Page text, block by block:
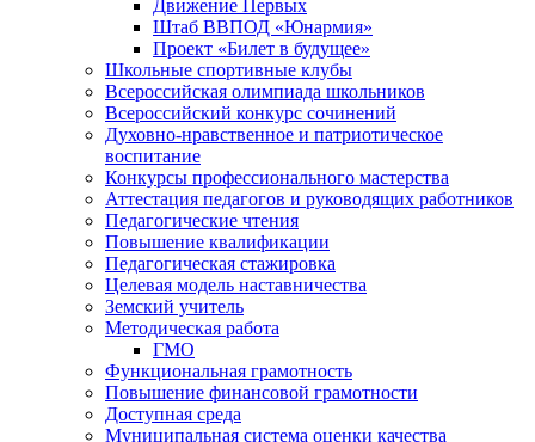
Движение Первых
Штаб ВВПОД «Юнармия»
Проект «Билет в будущее»
Школьные спортивные клубы
Всероссийская олимпиада школьников
Всероссийский конкурс сочинений
Духовно-нравственное и патриотическое
воспитание
Конкурсы профессионального мастерства
Аттестация педагогов и руководящих работников
Педагогические чтения
Повышение квалификации
Педагогическая стажировка
Целевая модель наставничества
Земский учитель
Методическая работа
ГМО
Функциональная грамотность
Повышение финансовой грамотности
Доступная среда
Муниципальная система оценки качества